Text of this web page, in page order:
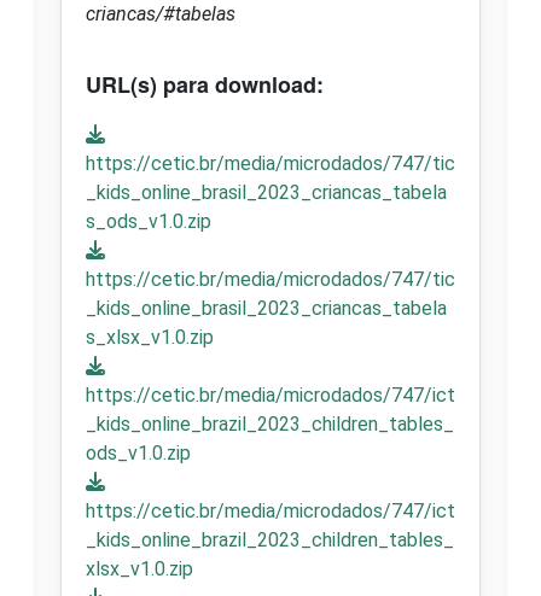
criancas/#tabelas
URL(s) para download:
https://cetic.br/media/microdados/747/tic
_kids_online_brasil_2023_criancas_tabela
s_ods_v1.0.zip
https://cetic.br/media/microdados/747/tic
_kids_online_brasil_2023_criancas_tabela
s_xlsx_v1.0.zip
https://cetic.br/media/microdados/747/ict
_kids_online_brazil_2023_children_tables_
ods_v1.0.zip
https://cetic.br/media/microdados/747/ict
_kids_online_brazil_2023_children_tables_
xlsx_v1.0.zip